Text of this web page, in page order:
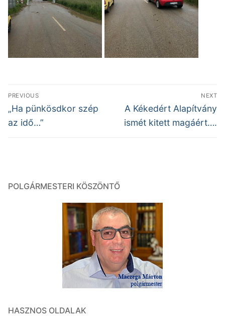
Bejegyzés
navigáció
PREVIOUS
Previous
post:
„Ha pünkösdkor szép
az idő…”
NEXT
Next
post:
A Kékedért Alapítvány
ismét kitett magáért….
POLGÁRMESTERI KÖSZÖNTŐ
HASZNOS OLDALAK